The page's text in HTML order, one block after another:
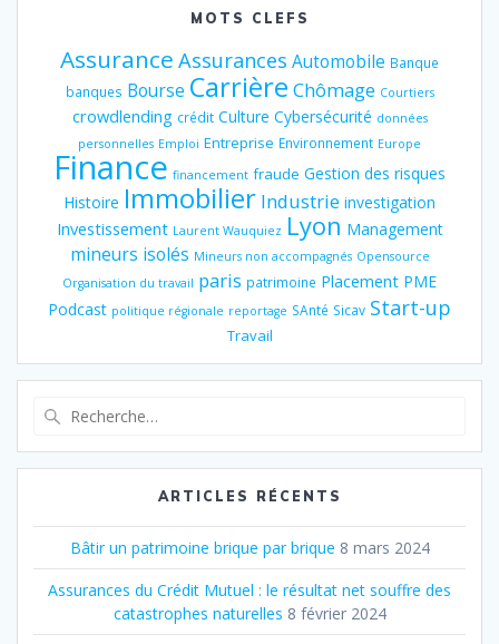
MOTS CLEFS
Assurance Assurances Automobile Banque
banques Bourse Carrière Chômage Courtiers
crowdlending crédit Culture Cybersécurité données
personnelles Emploi Entreprise Environnement Europe
Finance financement fraude Gestion des risques
Histoire Immobilier Industrie investigation
Investissement Laurent Wauquiez Lyon Management
mineurs isolés Mineurs non accompagnés Opensource
Organisation du travail paris patrimoine Placement PME
Podcast politique régionale reportage SAnté Sicav Start-up
Travail
:
ARTICLES RÉCENTS
Bâtir un patrimoine brique par brique 8 mars 2024
Assurances du Crédit Mutuel : le résultat net souffre des
catastrophes naturelles 8 février 2024